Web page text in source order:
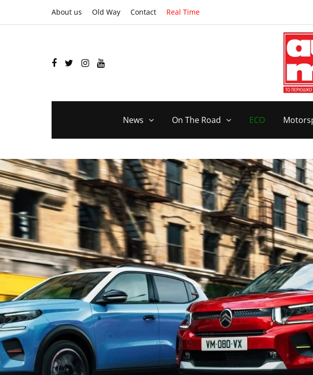
About us Old Way Contact Real Time
News On The Road ECO